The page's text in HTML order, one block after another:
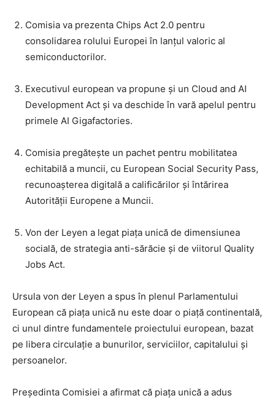
Comisia va prezenta Chips Act 2.0 pentru
consolidarea rolului Europei în lanțul valoric al
semiconductorilor.
Executivul european va propune și un Cloud and AI
Development Act și va deschide în vară apelul pentru
primele AI Gigafactories.
Comisia pregătește un pachet pentru mobilitatea
echitabilă a muncii, cu European Social Security Pass,
recunoașterea digitală a calificărilor și întărirea
Autorității Europene a Muncii.
Von der Leyen a legat piața unică de dimensiunea
socială, de strategia anti-sărăcie și de viitorul Quality
Jobs Act.
Ursula von der Leyen a spus în plenul Parlamentului
European că piața unică nu este doar o piață continentală,
ci unul dintre fundamentele proiectului european, bazat
pe libera circulație a bunurilor, serviciilor, capitalului și
persoanelor.
Președinta Comisiei a afirmat că piața unică a adus